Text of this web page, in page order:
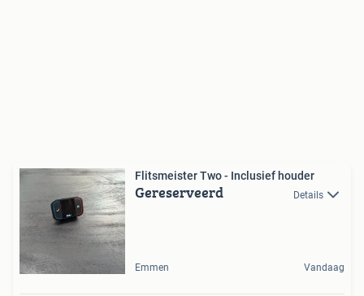
Flitsmeister Two - Inclusief houder
Gereserveerd Details
Emmen Vandaag